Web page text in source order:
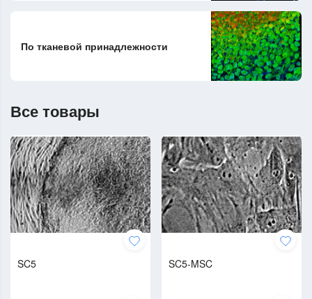
По тканевой принадлежности
Все товары
SC5 SC5-MSC